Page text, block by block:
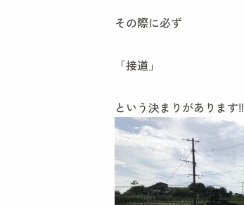
その際に必ず
「接道」
という決まりがあります‼